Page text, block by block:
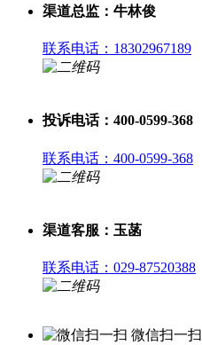
渠道总监：牛林俊
联系电话：18302967189
投诉电话：400-0599-368
联系电话：400-0599-368
渠道客服：玉菡
联系电话：029-87520388
微信扫一扫